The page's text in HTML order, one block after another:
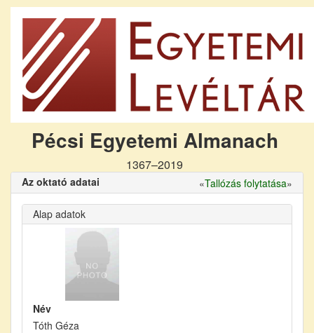
Pécsi Egyetemi Almanach
1367–2019
Az oktató adatai «Tallózás folytatása»
Alap adatok
Név
Tóth Géza